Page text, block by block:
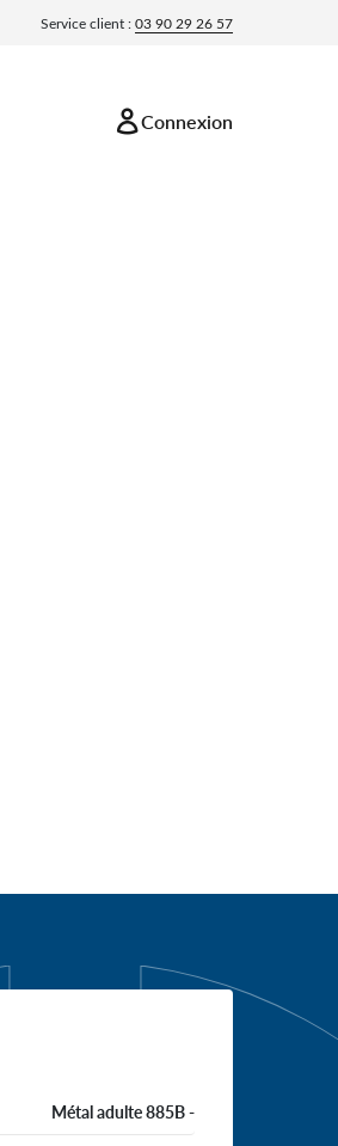
Service client :03 90 29 26 57
Connexion
Métal adulte 885B -